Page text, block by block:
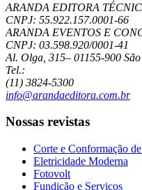
ARANDA EDITORA
CNPJ: 55.922.157.0001-66
ARANDA EVENTOS E
CNPJ: 03.598.920/0001-41
Al. Olga, 315– 01155-900
Tel.:
(11) 3824-5300
info@arandaeditora.com.br
Nossas revistas
Corte e Conformação
Eletricidade Moderna
Fotovolt
Fundição e Serviços